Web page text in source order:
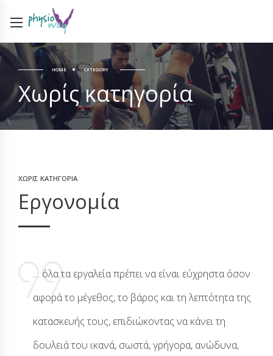
HOME CATEGORY
Χωρίς κατηγορία
ΧΩΡΊΣ ΚΑΤΗΓΟΡΊΑ
Εργονομία
… όλα τα εργαλεία πρέπει να είναι εύχρηστα όσον
αφορά το μέγεθος, το βάρος και τη λεπτότητα της
κατασκευής τους, επιδιώκοντας να κάνει τη
δουλειά του ικανά, σωστά, γρήγορα, ανώδυνα,